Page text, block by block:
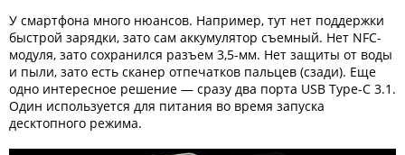
У смартфона много нюансов. Например, тут нет поддержки
быстрой зарядки, зато сам аккумулятор съемный. Нет NFC-
модуля, зато сохранился разъем 3,5-мм. Нет защиты от воды
и пыли, зато есть сканер отпечатков пальцев (сзади). Еще
одно интересное решение — сразу два порта USB Type-C 3.1.
Один используется для питания во время запуска
десктопного режима.